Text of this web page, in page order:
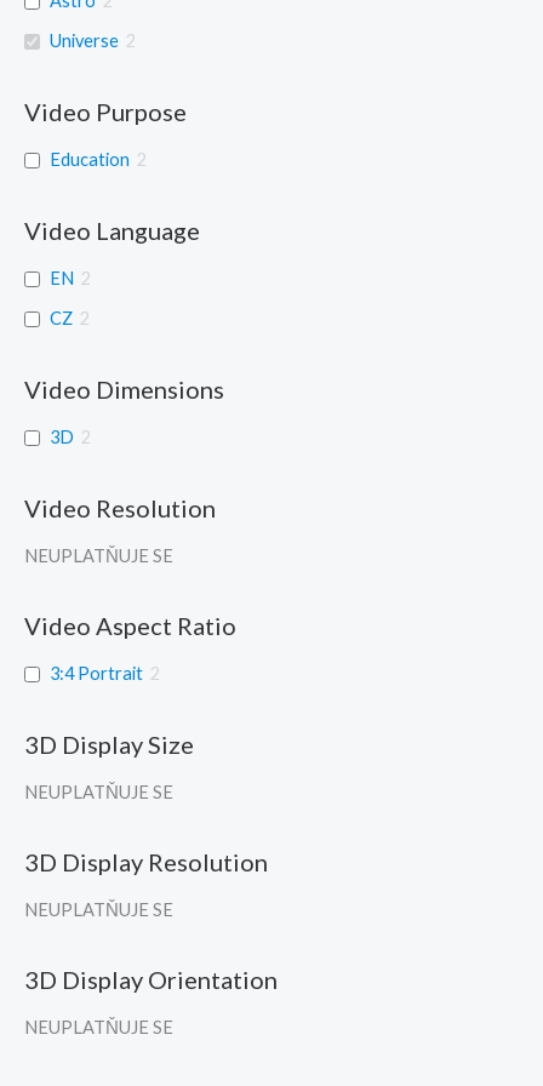
Universe 2
Video Purpose
Education 2
Video Language
EN 2
CZ 2
Video Dimensions
3D 2
Video Resolution
NEUPLATŇUJE SE
Video Aspect Ratio
3:4 Portrait 2
3D Display Size
NEUPLATŇUJE SE
3D Display Resolution
NEUPLATŇUJE SE
3D Display Orientation
NEUPLATŇUJE SE